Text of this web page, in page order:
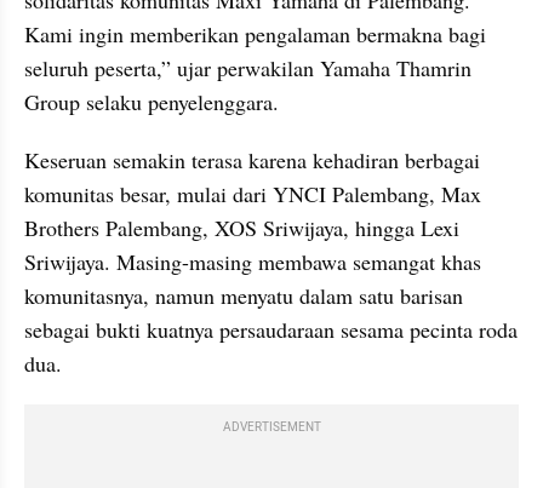
Kami ingin memberikan pengalaman bermakna bagi
seluruh peserta,” ujar perwakilan Yamaha Thamrin
Group selaku penyelenggara.
Keseruan semakin terasa karena kehadiran berbagai
komunitas besar, mulai dari YNCI Palembang, Max
Brothers Palembang, XOS Sriwijaya, hingga Lexi
Sriwijaya. Masing-masing membawa semangat khas
komunitasnya, namun menyatu dalam satu barisan
sebagai bukti kuatnya persaudaraan sesama pecinta roda
dua.
ADVERTISEMENT